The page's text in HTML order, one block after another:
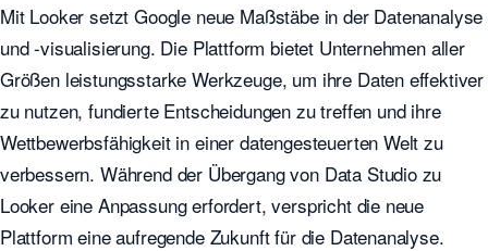
Mit Looker setzt Google neue Maßstäbe in der Datenanalyse
und -visualisierung. Die Plattform bietet Unternehmen aller
Größen leistungsstarke Werkzeuge, um ihre Daten effektiver
zu nutzen, fundierte Entscheidungen zu treffen und ihre
Wettbewerbsfähigkeit in einer datengesteuerten Welt zu
verbessern. Während der Übergang von Data Studio zu
Looker eine Anpassung erfordert, verspricht die neue
Plattform eine aufregende Zukunft für die Datenanalyse.